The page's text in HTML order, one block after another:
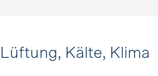
Lüftung, Kälte, Klima